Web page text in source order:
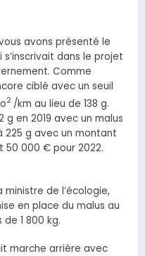
avons présenté le
s’inscrivait dans le projet
Comme
ciblé avec un seuil
2 /km au lieu de 138 g.
g en 2019 avec un malus
g avec un montant
50 000 € pour 2022.
de l’écologie,
en place du malus au
1 800 kg.
marche arrière avec